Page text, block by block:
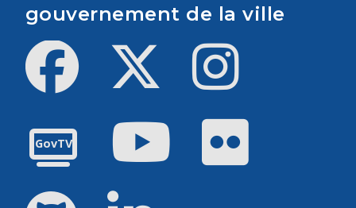
gouvernement de la ville
Facebook Twitter
GovTV
Youtube
GitHub